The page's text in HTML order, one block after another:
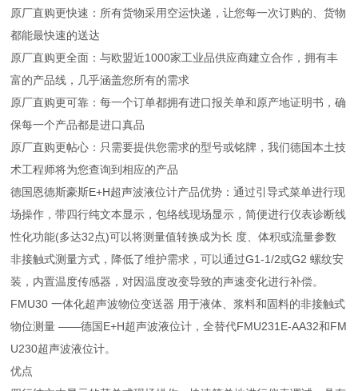
原厂直购更快速：所有货物采用空运快递，让您每一次订购的、货物
都能最快速的送达
原厂直购更全面：与欧盟近1000家工业品供应商建立合作，拥有丰
富的产品线，几乎涵盖您所有的需求
原厂直购更可靠：每一个订单都拥有进口报关单和原产地证明书，确
保每一个产品都是进口真品
原厂直购更帖心：只需要提供您需求的型号或铭牌，我们德国本土技
术工程师将为您查询到相应的产品
德国恩德斯豪斯E+H超声波液位计产品优势：通过引导式菜单进行现
场操作，带四行纯文本显示，包络线现场显示，简便进行仪表诊断线
性化功能(多达32点)可以将测量值转换成为长 度、体积或流量参数
非接触式测量方式，降低了维护需求，可以通过G1-1/2或G2 螺纹安
装，内置温度传感器，对因温度改变导致的声速变化进行补偿。
FMU30 一体化超声波物位变送器 用于液体、浆料和固料的非接触式
物位测量 ——德国E+H超声波液位计，全替代FMU231E-AA32和FM
U230超声波液位计。
优点